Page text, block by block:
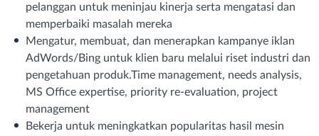
pelanggan untuk meninjau kinerja serta mengatasi dan
memperbaiki masalah mereka
Mengatur, membuat, dan menerapkan kampanye iklan
AdWords/Bing untuk klien baru melalui riset industri dan
pengetahuan produk.Time management, needs analysis,
MS Office expertise, priority re-evaluation, project
management
Bekerja untuk meningkatkan popularitas hasil mesin